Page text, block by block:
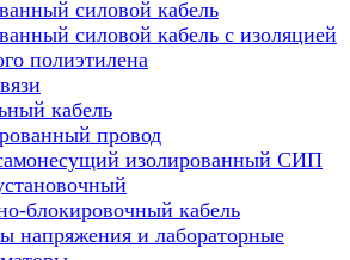
силовой кабель
силовой кабель с изоляцией
полиэтилена
кабель
провод
изолированный СИП
блокировочный кабель
напряжения и лабораторные